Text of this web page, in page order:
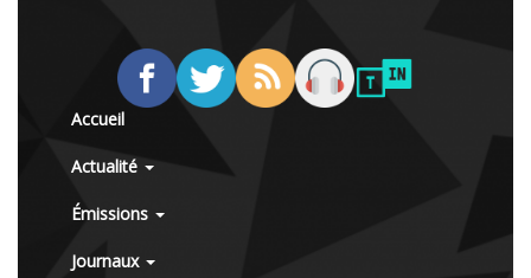
Accueil
Actualité
Émissions
Journaux